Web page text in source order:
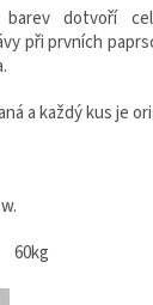
dotvoří
při prvních
a každý kus je
60kg